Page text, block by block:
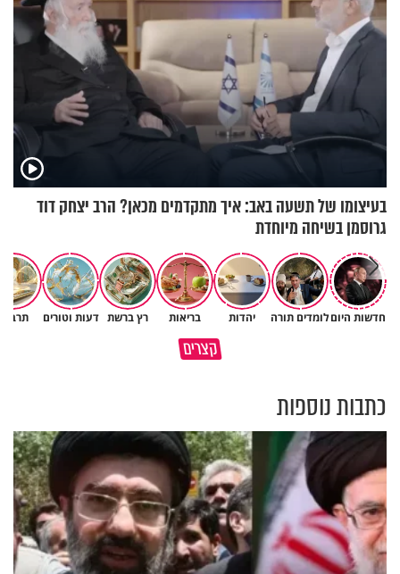
בעיצומו של תשעה באב: איך מתקדמים מכאן? הרב יצחק דוד
גרוסמן בשיחה מיוחדת
חדשות היוםלומדים תורה יהדות בריאות רץ ברשת דעות וטורים
קצריםמדוע האמונה נמשלה למלח?
גם ׳הרע׳ זה הרחמים של בורא
כתבות נוספות